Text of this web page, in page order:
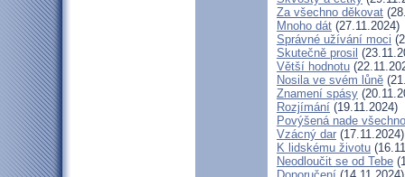
Za všechno děkovat
Mnoho dát (27.11.2024)
Správné užívání moci
Skutečně prosil
Větší hodnotu
Nosila ve svém lůně
Znamení spásy
Rozjímání (19.11.2024)
Povýšená nade všechno
Vzácný dar (17.11.2024)
K lidskému životu
Neodloučit se od Tebe